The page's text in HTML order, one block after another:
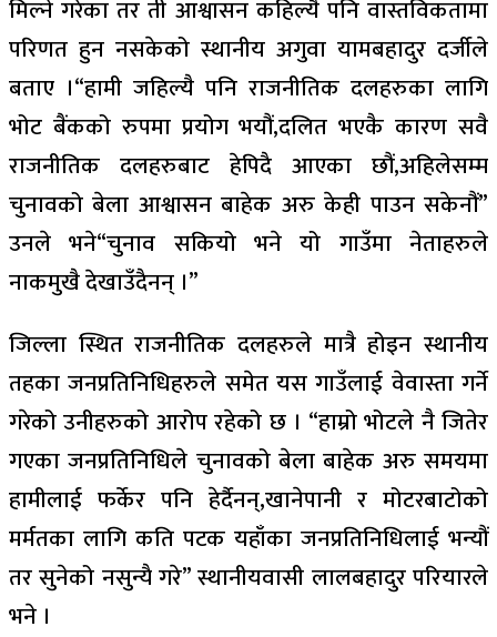
मिल्ने गरेका तर ती आश्वासन कहिल्यै पनि वास्तविकतामा
परिणत हुन नसकेको स्थानीय अगुवा यामबहादुर दर्जीले
बताए ।“हामी जहिल्यै पनि राजनीतिक दलहरुका लागि
भोट बैंकको रुपमा प्रयोग भयौं,दलित भएकै कारण सवै
राजनीतिक दलहरुबाट हेपिदै आएका छौं,अहिलेसम्म
चुनावको बेला आश्वासन बाहेक अरु केही पाउन सकेनौं”
उनले भने“चुनाव सकियो भने यो गाउँमा नेताहरुले
नाकमुखै देखाउँदैनन् ।”
जिल्ला स्थित राजनीतिक दलहरुले मात्रै होइन स्थानीय
तहका जनप्रतिनिधिहरुले समेत यस गाउँलाई वेवास्ता गर्ने
गरेको उनीहरुको आरोप रहेको छ । “हाम्रो भोटले नै जितेर
गएका जनप्रतिनिधिले चुनावको बेला बाहेक अरु समयमा
हामीलाई फर्केर पनि हेर्दैनन्,खानेपानी र मोटरबाटोको
मर्मतका लागि कति पटक यहाँका जनप्रतिनिधिलाई भन्यौं
तर सुनेको नसुन्यै गरे” स्थानीयवासी लालबहादुर परियारले
भने ।